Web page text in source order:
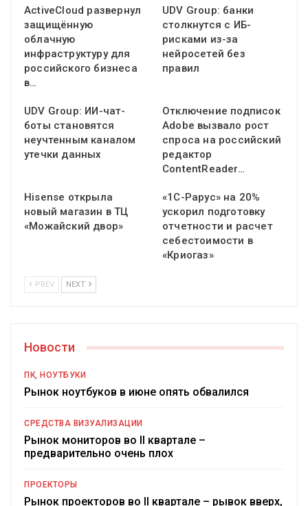
ActiveCloud развернул
защищённую
облачную
инфраструктуру для
российского бизнеса
в…
UDV Group: банки
столкнутся с ИБ-
рисками из-за
нейросетей без
правил
UDV Group: ИИ-чат-
боты становятся
неучтенным каналом
утечки данных
Отключение подписок
Adobe вызвало рост
спроса на российский
редактор
ContentReader…
Hisense открыла
новый магазин в ТЦ
«Можайский двор»
«1С-Рарус» на 20%
ускорил подготовку
отчетности и расчет
себестоимости в
«Криогаз»
PREV NEXT
Новости
ПК, НОУТБУКИ
Рынок ноутбуков в июне опять обвалился
СРЕДСТВА ВИЗУАЛИЗАЦИИ
Рынок мониторов во II квартале –
предварительно очень плох
ПРОЕКТОРЫ
Рынок проекторов во II квартале – рывок вверх,